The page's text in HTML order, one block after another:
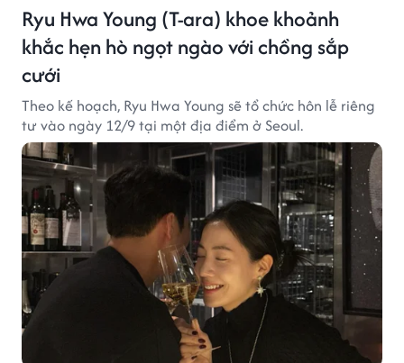
Ryu Hwa Young (T-ara) khoe khoảnh
khắc hẹn hò ngọt ngào với chồng sắp
cưới
Theo kế hoạch, Ryu Hwa Young sẽ tổ chức hôn lễ riêng
tư vào ngày 12/9 tại một địa điểm ở Seoul.